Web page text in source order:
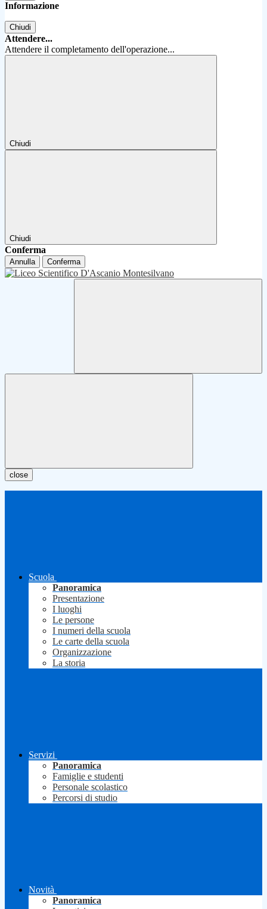
Informazione
Chiudi
Attendere...
Attendere il completamento dell'operazione...
Chiudi
Chiudi
Conferma
Annulla Conferma
close
Scuola
Panoramica
Presentazione
I luoghi
Le persone
I numeri della scuola
Le carte della scuola
Organizzazione
La storia
Servizi
Panoramica
Famiglie e studenti
Personale scolastico
Percorsi di studio
Novità
Panoramica